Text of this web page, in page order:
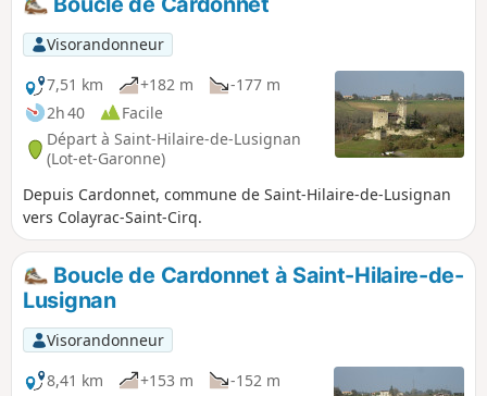
Visorandonneur
7,51 km
+182 m
-177 m
2h 40
Facile
Départ à Saint-Hilaire-de-Lusignan
(Lot-et-Garonne)
Depuis Cardonnet, commune de Saint-Hilaire-de-Lusignan
vers Colayrac-Saint-Cirq.
Boucle de Cardonnet à Saint-Hilaire-de-
Lusignan
Visorandonneur
8,41 km
+153 m
-152 m